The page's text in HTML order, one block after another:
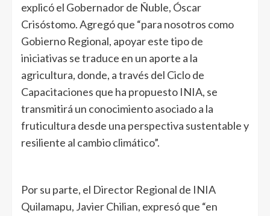
explicó el Gobernador de Ñuble, Óscar
Crisóstomo. Agregó que “para nosotros como
Gobierno Regional, apoyar este tipo de
iniciativas se traduce en un aporte a la
agricultura, donde, a través del Ciclo de
Capacitaciones que ha propuesto INIA, se
transmitirá un conocimiento asociado a la
fruticultura desde una perspectiva sustentable y
resiliente al cambio climático”.
Por su parte, el Director Regional de INIA
Quilamapu, Javier Chilian, expresó que “en